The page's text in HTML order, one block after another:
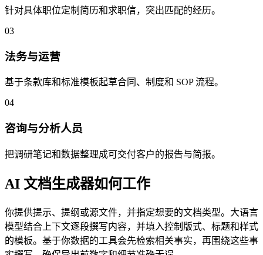
针对具体职位定制简历和求职信，突出匹配的经历。
03
法务与运营
基于条款库和标准模板起草合同、制度和 SOP 流程。
04
咨询与分析人员
把调研笔记和数据整理成可交付客户的报告与简报。
AI 文档生成器如何工作
你提供提示、提纲或源文件，并指定想要的文档类型。大语言
模型结合上下文逐段撰写内容，并填入控制版式、标题和样式
的模板。基于你数据的工具会先检索相关事实，再围绕这些事